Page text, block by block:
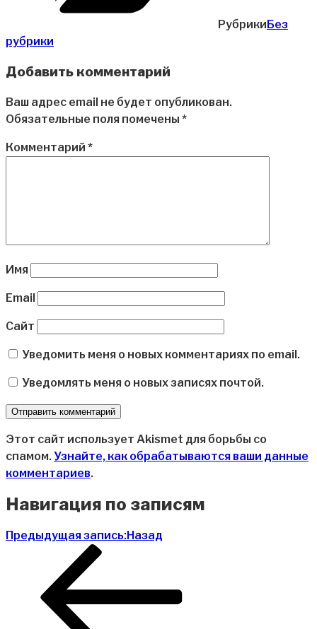
РубрикиБез
рубрики
Добавить комментарий
Ваш адрес email не будет опубликован.
Обязательные поля помечены *
Комментарий *
Имя
Email
Сайт
Уведомить меня о новых комментариях по email.
Уведомлять меня о новых записях почтой.
Этот сайт использует Akismet для борьбы со
спамом. Узнайте, как обрабатываются ваши данные
комментариев.
Навигация по записям
Предыдущая запись:Назад